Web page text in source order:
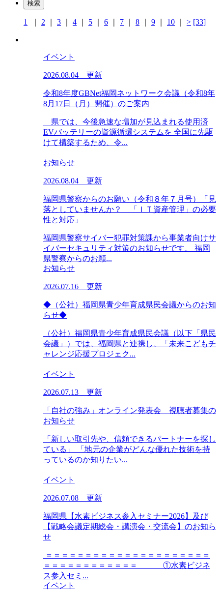
1 2 3 4 5 6 7 8 9 10 > [33]
イベント
2026.08.04 更新
令和8年度GBNet福岡ネットワーク会議（令和8年
8月17日（月）開催）のご案内
県では、今後急速な増加が見込まれる使用済
EVバッテリーの資源循環システムを 全国に先駆
けて構築するため、令...
お知らせ
2026.08.04 更新
福岡県警察からのお願い（令和８年７月号）「見
落としていませんか？ 「ＩＴ資産管理」の必要
性と対応」
福岡県警察サイバー犯罪対策課から事業者向けサ
イバーセキュリティ対策のお知らせです。 福岡
県警察からのお願...
お知らせ
2026.07.16 更新
◆（公社）福岡県青少年育成県民会議からのお知
らせ◆
（公社）福岡県青少年育成県民会議（以下「県民
会議」）では、福岡県と連携し、「未来こどもチ
ャレンジ応援プロジェク...
イベント
2026.07.13 更新
「自社の強み」オンライン発表会 視聴者募集の
お知らせ
「新しい取引先や、信頼できるパートナーを探し
ている」 「地元の企業がどんな優れた技術を持
っているのか知りたい...
イベント
2026.07.08 更新
福岡県【水素ビジネス参入セミナー2026】及び
【戦略会議定期総会・講演会・交流会】のお知ら
せ
＝＝＝＝＝＝＝＝＝＝＝＝＝＝＝＝＝＝＝＝＝
＝＝＝＝＝＝＝＝＝＝＝＝ ①水素ビジネ
ス参入セミ...
イベント